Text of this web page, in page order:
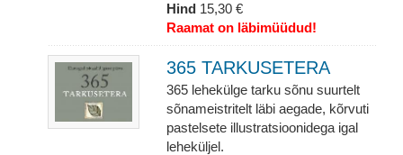
Hind 15,30 €
Raamat on läbimüüdud!
365 TARKUSETERA
365 lehekülge tarku sõnu suurtelt
sõnameistritelt läbi aegade, kõrvuti
pastelsete illustratsioonidega igal
leheküljel.